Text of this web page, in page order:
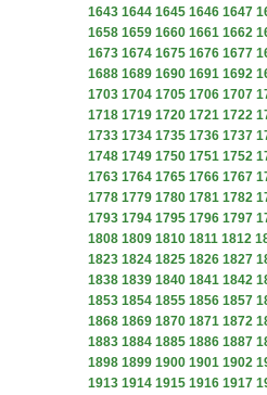
1643 1644 1645 1646 1647
1658 1659 1660 1661 1662
1673 1674 1675 1676 1677
1688 1689 1690 1691 1692
1703 1704 1705 1706 1707
1718 1719 1720 1721 1722
1733 1734 1735 1736 1737
1748 1749 1750 1751 1752
1763 1764 1765 1766 1767
1778 1779 1780 1781 1782
1793 1794 1795 1796 1797
1808 1809 1810 1811 1812
1823 1824 1825 1826 1827
1838 1839 1840 1841 1842
1853 1854 1855 1856 1857
1868 1869 1870 1871 1872
1883 1884 1885 1886 1887
1898 1899 1900 1901 1902
1913 1914 1915 1916 1917